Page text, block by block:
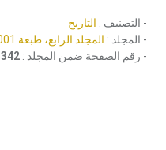
- التصنيف : التاريخ
- المجلد : المجلد الرابع، طبعة 2001، دمشق
- رقم الصفحة ضمن المجلد : 342